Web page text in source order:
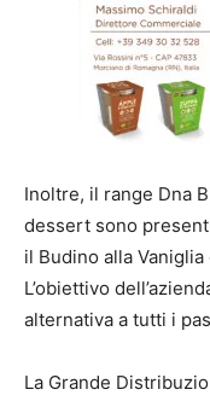
Inoltre, il range Dna
dessert sono
il Budino alla
L’obiettivo
alternativa a tutti i
La Grande